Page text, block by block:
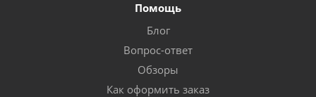
Помощь
Блог
Вопрос-ответ
Обзоры
Как оформить заказ